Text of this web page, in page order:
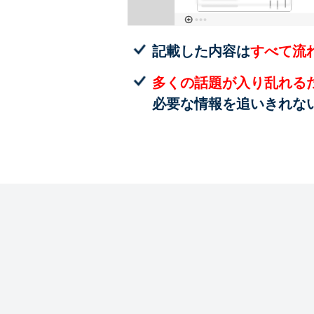
記載した内容はすべて流
多くの話題が入り乱れる
必要な情報を追いきれな